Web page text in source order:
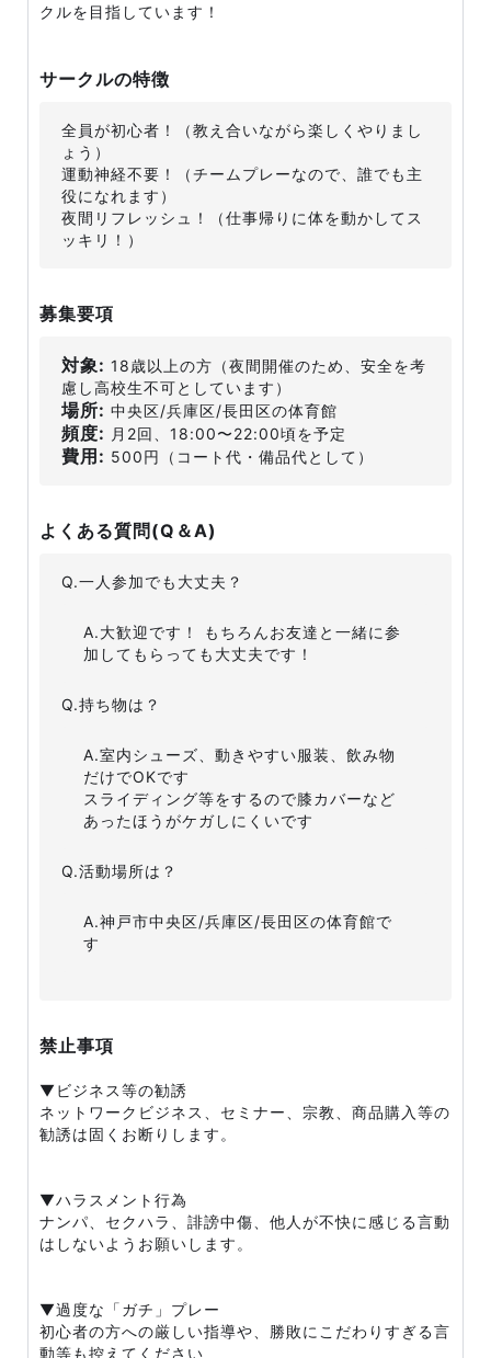
クルを目指しています！
サークルの特徴
全員が初心者！（教え合いながら楽しくやりまし
ょう）
運動神経不要！（チームプレーなので、誰でも主
役になれます）
夜間リフレッシュ！（仕事帰りに体を動かしてス
ッキリ！）
募集要項
対象: 18歳以上の方（夜間開催のため、安全を考
慮し高校生不可としています）
場所: 中央区/兵庫区/長田区の体育館
頻度: 月2回、18:00〜22:00頃を予定
費用: 500円（コート代・備品代として）
よくある質問(Q＆A)
Q.一人参加でも大丈夫？
A.大歓迎です！ もちろんお友達と一緒に参
加してもらっても大丈夫です！
Q.持ち物は？
A.室内シューズ、動きやすい服装、飲み物
だけでOKです
スライディング等をするので膝カバーなど
あったほうがケガしにくいです
Q.活動場所は？
A.神戸市中央区/兵庫区/長田区の体育館で
す
禁止事項
▼ビジネス等の勧誘
ネットワークビジネス、セミナー、宗教、商品購入等の
勧誘は固くお断りします。
▼ハラスメント行為
ナンパ、セクハラ、誹謗中傷、他人が不快に感じる言動
はしないようお願いします。
▼過度な「ガチ」プレー
初心者の方への厳しい指導や、勝敗にこだわりすぎる言
動等も控えてください